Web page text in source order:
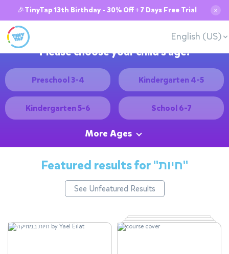
🎉TinyTap 13th Birthday - 30% Off + 7 Days Free Trial ✕
English (US)
Please choose your child's age:
Preschool 3-4 Kindergarten 4-5
Kindergarten 5-6 School 6-7
More Ages
Featured results for "חיות"
See Unfeatured Results